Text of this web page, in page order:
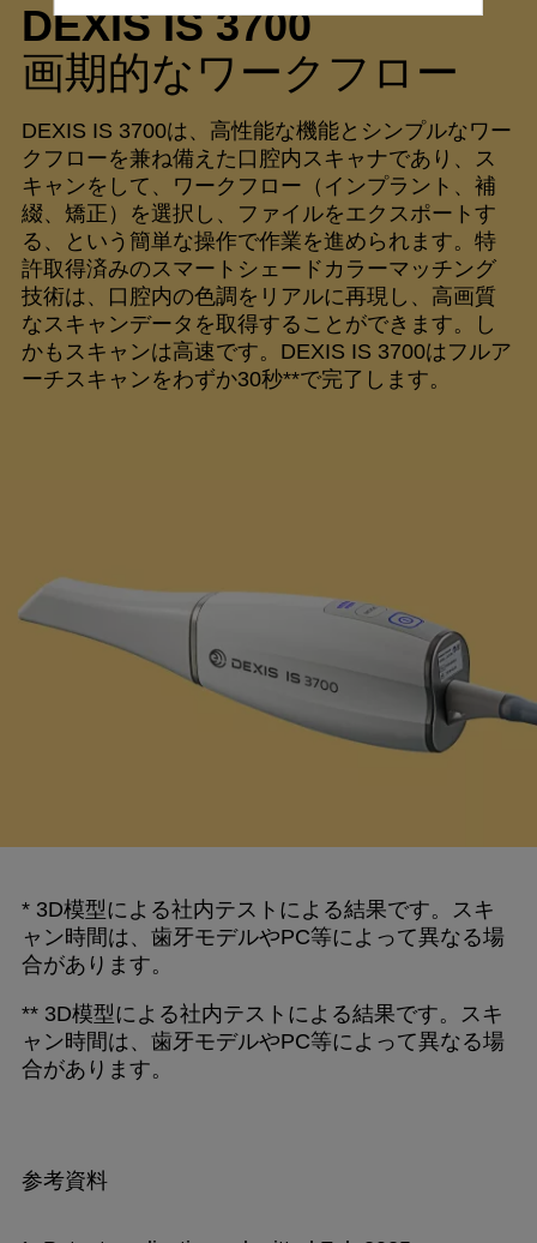
DEXIS IS 3700
画期的なワークフロー
DEXIS IS 3700は、高性能な機能とシンプルなワー
クフローを兼ね備えた口腔内スキャナであり、ス
キャンをして、ワークフロー（インプラント、補
綴、矯正）を選択し、ファイルをエクスポートす
る、という簡単な操作で作業を進められます。特
許取得済みのスマートシェードカラーマッチング
技術は、口腔内の色調をリアルに再現し、高画質
なスキャンデータを取得することができます。し
かもスキャンは高速です。DEXIS IS 3700はフルア
ーチスキャンをわずか30秒**で完了します。
* 3D模型による社内テストによる結果です。スキ
ャン時間は、歯牙モデルやPC等によって異なる場
合があります。
** 3D模型による社内テストによる結果です。スキ
ャン時間は、歯牙モデルやPC等によって異なる場
合があります。
参考資料